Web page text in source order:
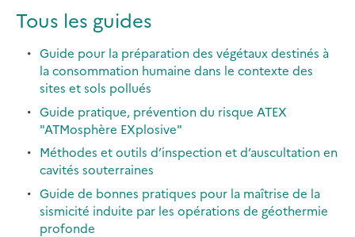
Tous les guides
Guide pour la préparation des végétaux destinés à
la consommation humaine dans le contexte des
sites et sols pollués
Guide pratique, prévention du risque ATEX
"ATMosphère EXplosive"
Méthodes et outils d’inspection et d’auscultation en
cavités souterraines
Guide de bonnes pratiques pour la maîtrise de la
sismicité induite par les opérations de géothermie
profonde